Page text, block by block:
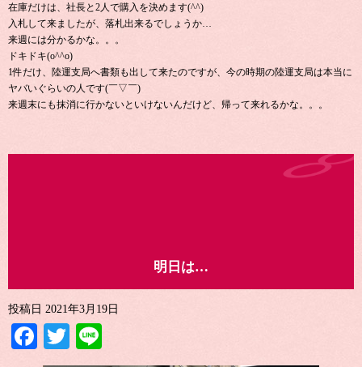
在庫だけは、社長と2人で購入を決めます(^^)
入札して来ましたが、落札出来るでしょうか…
来週には分かるかな。。。
ドキドキ(o^^o)
1件だけ、陸運支局へ書類も出して来たのですが、今の時期の陸運支局は本当に
ヤバいぐらいの人です(￣▽￣)
来週末にも抹消に行かないといけないんだけど、帰って来れるかな。。。
明日は…
投稿日 2021年3月19日
Facebook
Twitter